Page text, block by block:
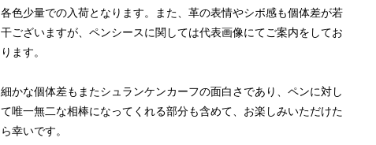
各色少量での入荷となります。また、革の表情やシボ感も個体差が若
干ございますが、ペンシースに関しては代表画像にてご案内をしてお
ります。
細かな個体差もまたシュランケンカーフの面白さであり、ペンに対し
て唯一無二な相棒になってくれる部分も含めて、お楽しみいただけた
ら幸いです。